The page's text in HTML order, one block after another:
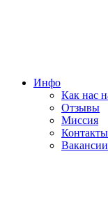
Инфо
Как нас
Отзывы
Миссия
Контакты
Вакансии